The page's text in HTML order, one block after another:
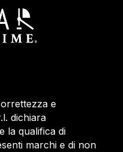
e
dichiara
la qualifica di
marchi e di non